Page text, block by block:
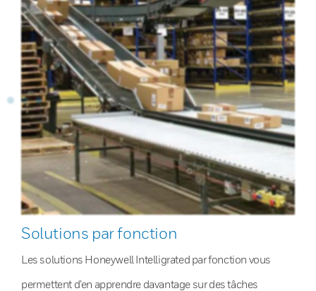
Solutions par fonction
Les solutions Honeywell Intelligrated par fonction vous
permettent d’en apprendre davantage sur des tâches